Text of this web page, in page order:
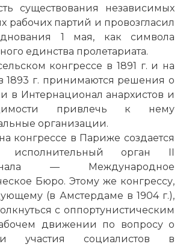
существования независимых
рабочих партий и провозгласил
1 мая, как символа
единства пролетариата.
конгрессе в 1891 г. и на
1893 г. принимаются решения о
в Интернационал анархистов и
привлечь к нему
организации.
конгрессе в Париже создается
исполнительный орган II
— Международное
Бюро. Этому же конгрессу,
(в Амстердаме в 1904 г.),
с оппортунистическим
движении по вопросу о
участия социалистов в